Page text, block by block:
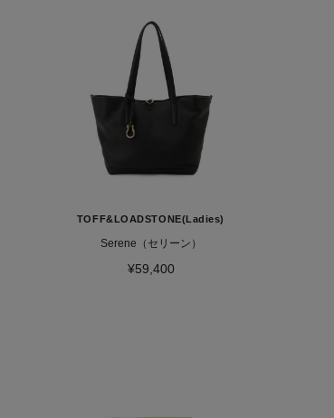
TOFF&LOADSTONE(Ladies)
Serene（セリーン）
¥59,400